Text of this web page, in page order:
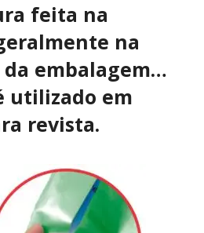
feita na
na
embalagem…
utilizado em
revista.